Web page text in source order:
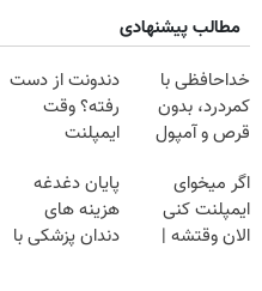
مطالب پیشنهادی
خداحافظی با
کمردرد، بدون
قرص و آمپول
دندونت از دست
رفته؟ وقت
ایمپلنت
اگر میخوای
ایمپلنت کنی
الان وقتشه |
پایان دغدغه
هزینه های
دندان پزشکی با